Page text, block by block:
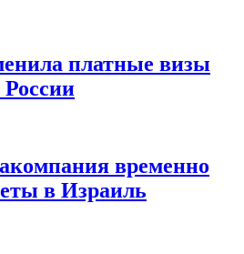
платные визы
России
временно
в Израиль